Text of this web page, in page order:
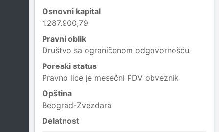
Osnovni kapital
1.287.900,79
Pravni oblik
Društvo sa ograničenom odgovornošću
Poreski status
Pravno lice je mesečni PDV obveznik
Opština
Beograd-Zvezdara
Delatnost